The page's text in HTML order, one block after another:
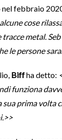
nel febbraio
cose
metal.
le persone
Biffha detto:
funziona
prima volta